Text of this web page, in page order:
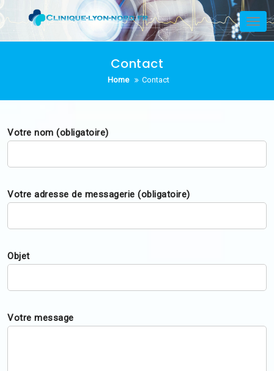
Skip
to
Contact
Home Contact
Votre nom (obligatoire)
Votre adresse de messagerie (obligatoire)
Objet
Votre message